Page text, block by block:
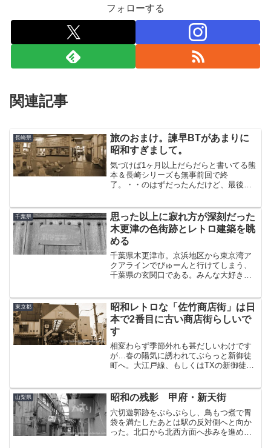
フォローする
関連記事
長崎県
旅のおまけ。諫早BTがあまりに
昭和すぎまして。
気づけば1ヶ月以上だらだらと書いてる熊
本＆長崎シリーズも無事前回で終
了。・・のはずだったんだけど、最後の
のとこで諫早で車を借りたことを書いた
けど、長崎じゃなくて諫早にし...
千葉県
思った以上に寂れ方が深刻だった
木更津の色街跡とレトロ建築を眺
める
千葉県木更津市。京浜地区から東京湾ア
クアラインでびゅーんと行けてしまう、
千葉県の玄関口である。みんな大好きな
にはよく理解できない酔狂な方々の貢献
により、木更津金田ICな...
東京都
昭和レトロな「佐竹商店街」は日
本で2番目に古い商店街らしいで
す
相変わらず季節外れも甚だしいわけです
が…春の陽気に誘われてぶらっと新御徒
町へ。大江戸線、もしくはTXの新御徒町
から近いこの佐竹商店街。ここもまた都
内を代表するアーケー...
山梨県 昭和の残影 甲府・新天街
穴切遊郭跡をぶらぶらし、鳥もつ煮で胃
袋を満たしたあとは駅の反対側へと向か
った。北口から北西方面へ歩みを進める